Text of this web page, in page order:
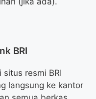
BRI
resmi BRI
langsung ke kantor